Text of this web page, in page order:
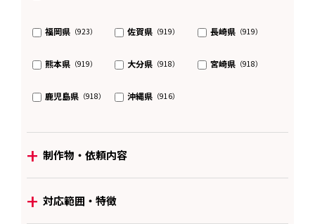
福岡県（923） 佐賀県 （919） 長崎県 （919）
熊本県（919） 大分県 （918） 宮崎県 （918）
鹿児島県（918） 沖縄県 （916）
+ 制作物・依頼内容
+ 対応範囲・特徴